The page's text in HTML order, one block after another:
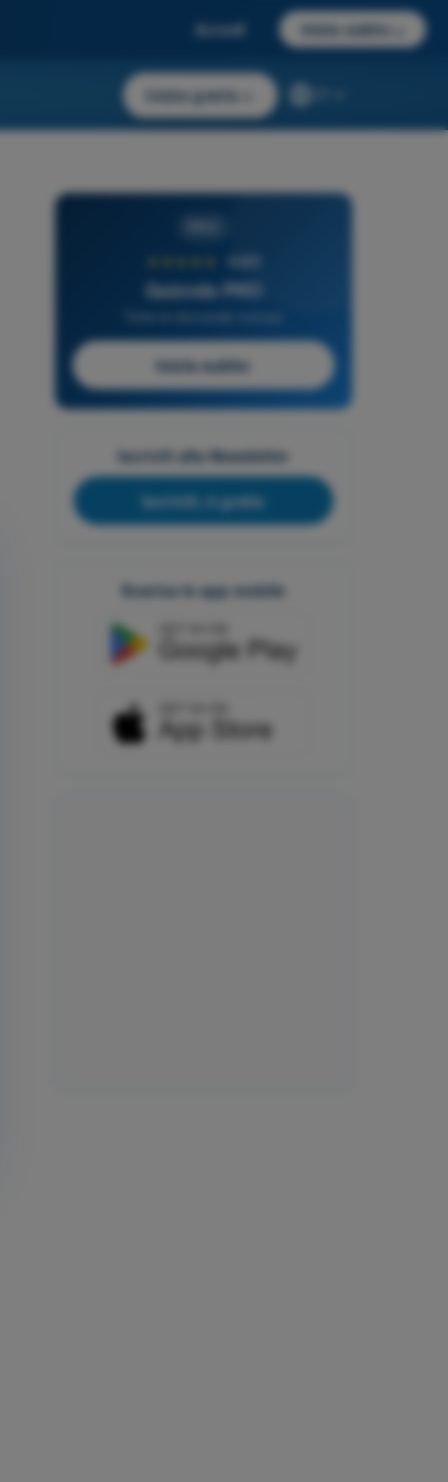
Accedi Inizia subito
Inizia gratis
4,6/5
Quizvds PRO
Inizia subito
Iscriviti alla Newsletter
Iscriviti, è gratis
Scarica le app mobile